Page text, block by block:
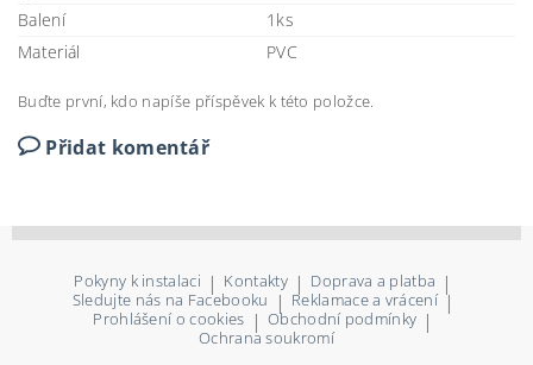
Balení
1ks
Materiál
PVC
Buďte první, kdo napíše příspěvek k této položce.
Přidat komentář
Pokyny k instalaci | Kontakty | Doprava a platba |
Sledujte nás na Facebooku | Reklamace a vrácení |
Prohlášení o cookies | Obchodní podmínky |
Ochrana soukromí